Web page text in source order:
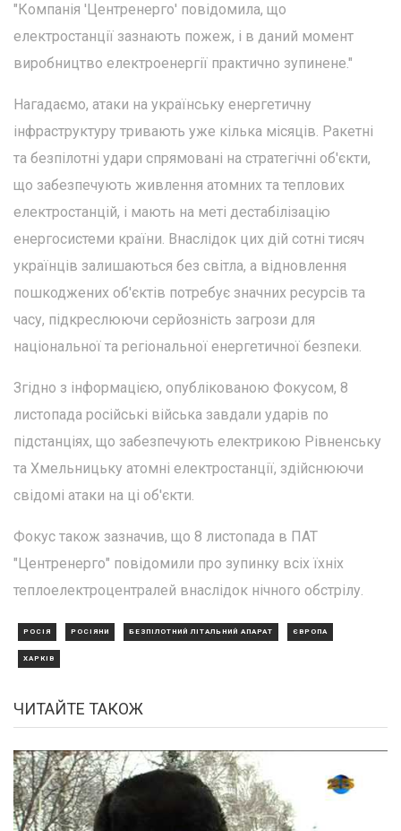
"Компанія 'Центренерго' повідомила, що
електростанції зазнають пожеж, і в даний момент
виробництво електроенергії практично зупинене."
Нагадаємо, атаки на українську енергетичну
інфраструктуру тривають уже кілька місяців. Ракетні
та безпілотні удари спрямовані на стратегічні об'єкти,
що забезпечують живлення атомних та теплових
електростанцій, і мають на меті дестабілізацію
енергосистеми країни. Внаслідок цих дій сотні тисяч
українців залишаються без світла, а відновлення
пошкоджених об'єктів потребує значних ресурсів та
часу, підкреслюючи серйозність загрози для
національної та регіональної енергетичної безпеки.
Згідно з інформацією, опублікованою Фокусом, 8
листопада російські війська завдали ударів по
підстанціях, що забезпечують електрикою Рівненську
та Хмельницьку атомні електростанції, здійснюючи
свідомі атаки на ці об'єкти.
Фокус також зазначив, що 8 листопада в ПАТ
"Центренерго" повідомили про зупинку всіх їхніх
теплоелектроцентралей внаслідок нічного обстрілу.
РОСІЯ РОСІЯНИ БЕЗПІЛОТНИЙ ЛІТАЛЬНИЙ АПАРАТ ЄВРОПА
ХАРКІВ
ЧИТАЙТЕ ТАКОЖ